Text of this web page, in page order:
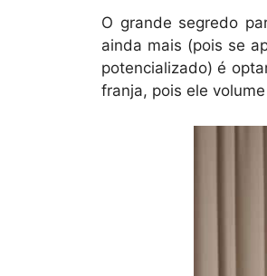
O grande segredo
ainda mais (pois se
potencializado) é
franja, pois ele